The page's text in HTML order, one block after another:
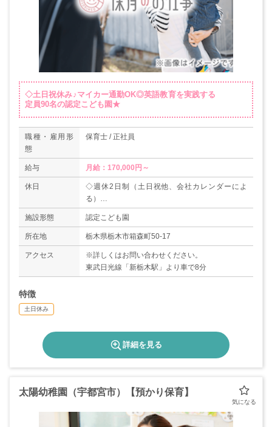
◇土日祝休み♪マイカー通勤OK◎英語教育を実践する
定員90名の認定こども園★
職種・雇用形
態
保育士 / 正社員
給与 月給：170,000円～
休日
◇週休2日制（土日祝他、会社カレンダーによ
る）
施設形態 認定こども園
所在地 栃木県栃木市箱森町50-17
アクセス
※詳しくはお問い合わせください。
東武日光線「新栃木駅」より車で8分
特徴
土日休み
詳細を見る
太陽幼稚園（宇都宮市）【預かり保育】